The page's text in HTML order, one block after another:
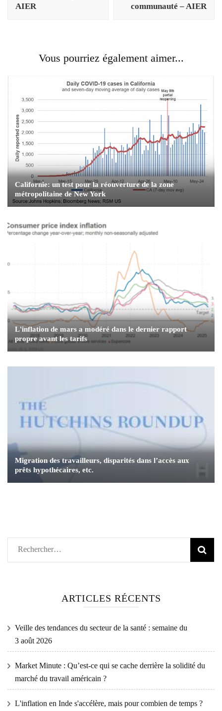
AIER
communauté – AIER
Vous pourriez également aimer...
Californie: un test pour la réouverture de la zone
métropolitaine de New York
L'inflation de mars a modéré dans le dernier rapport
propre avant les tarifs
Migration des travailleurs, disparités dans l’accès aux
prêts hypothécaires, etc.
Rechercher :
ARTICLES RÉCENTS
Veille des tendances du secteur de la santé : semaine du
3 août 2026
Market Minute : Qu’est-ce qui se cache derrière la solidité du
marché du travail américain ?
L'inflation en Inde s'accélère, mais pour combien de temps ?